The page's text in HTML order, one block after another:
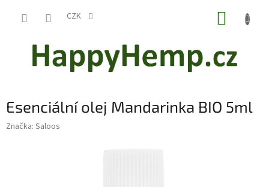
CZK
Esenciální olej Mandarinka BIO 5ml
Značka: Saloos